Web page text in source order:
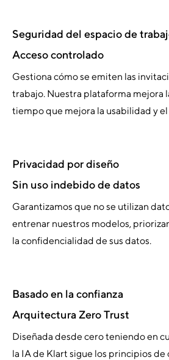
Seguridad del espacio de
Acceso controlado
Gestiona cómo se emiten las
trabajo. Nuestra plataforma mejora
tiempo que mejora la usabilidad y
Privacidad por diseño
Sin uso indebido de datos
Garantizamos que no se utilizan
entrenar nuestros modelos,
la confidencialidad de sus datos.
Basado en la confianza
Arquitectura Zero Trust
Diseñada desde cero teniendo en
la IA de Klart sigue los principios de